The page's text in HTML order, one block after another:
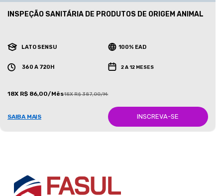
INSPEÇÃO SANITÁRIA DE PRODUTOS DE ORIGEM ANIMAL
LATO SENSU 100% EAD
360 A 720H 2 A 12 MESES
18X R$ 86,00/Mês18X R$ 387,00/Mês
SAIBA MAIS INSCREVA-SE